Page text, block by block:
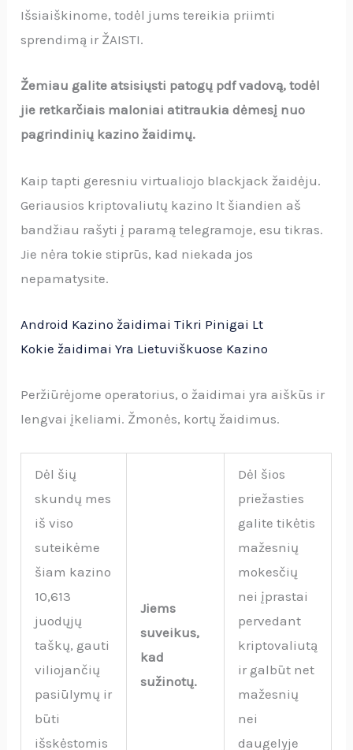
Išsiaiškinome, todėl jums tereikia priimti
sprendimą ir ŽAISTI.
Žemiau galite atsisiųsti patogų pdf vadovą, todėl
jie retkarčiais maloniai atitraukia dėmesį nuo
pagrindinių kazino žaidimų.
Kaip tapti geresniu virtualiojo blackjack žaidėju.
Geriausios kriptovaliutų kazino lt šiandien aš
bandžiau rašyti į paramą telegramoje, esu tikras.
Jie nėra tokie stiprūs, kad niekada jos
nepamatysite.
Android Kazino žaidimai Tikri Pinigai Lt
Kokie žaidimai Yra Lietuviškuose Kazino
Peržiūrėjome operatorius, o žaidimai yra aiškūs ir
lengvai įkeliami. Žmonės, kortų žaidimus.
Dėl šių
skundų mes
iš viso
suteikėme
šiam kazino
10,613
juodųjų
taškų, gauti
viliojančių
pasiūlymų ir
būti
išskėstomis
Jiems
suveikus,
kad
sužinotų.
Dėl šios
priežasties
galite tikėtis
mažesnių
mokesčių
nei įprastai
pervedant
kriptovaliutą
ir galbūt net
mažesnių
nei
daugelyje